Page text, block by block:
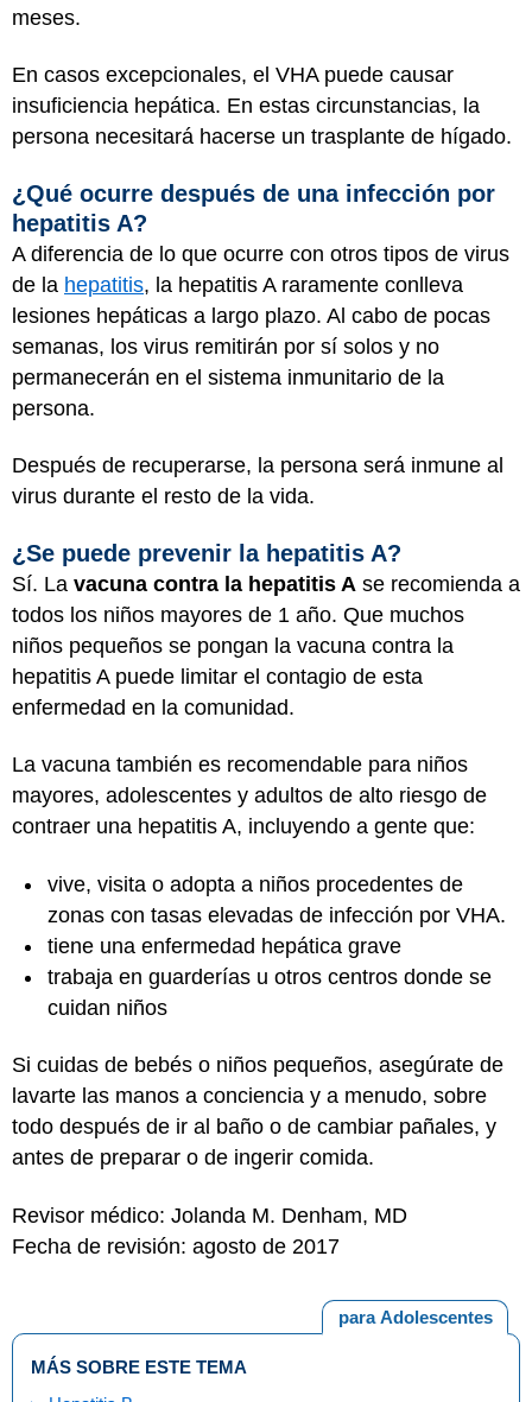
meses.
En casos excepcionales, el VHA puede causar
insuficiencia hepática. En estas circunstancias, la
persona necesitará hacerse un trasplante de hígado.
¿Qué ocurre después de una infección por
hepatitis A?
A diferencia de lo que ocurre con otros tipos de virus
de la hepatitis, la hepatitis A raramente conlleva
lesiones hepáticas a largo plazo. Al cabo de pocas
semanas, los virus remitirán por sí solos y no
permanecerán en el sistema inmunitario de la
persona.
Después de recuperarse, la persona será inmune al
virus durante el resto de la vida.
¿Se puede prevenir la hepatitis A?
Sí. La vacuna contra la hepatitis A se recomienda a
todos los niños mayores de 1 año. Que muchos
niños pequeños se pongan la vacuna contra la
hepatitis A puede limitar el contagio de esta
enfermedad en la comunidad.
La vacuna también es recomendable para niños
mayores, adolescentes y adultos de alto riesgo de
contraer una hepatitis A, incluyendo a gente que:
vive, visita o adopta a niños procedentes de
zonas con tasas elevadas de infección por VHA.
tiene una enfermedad hepática grave
trabaja en guarderías u otros centros donde se
cuidan niños
Si cuidas de bebés o niños pequeños, asegúrate de
lavarte las manos a conciencia y a menudo, sobre
todo después de ir al baño o de cambiar pañales, y
antes de preparar o de ingerir comida.
Revisor médico: Jolanda M. Denham, MD
Fecha de revisión: agosto de 2017
para Adolescentes
MÁS SOBRE ESTE TEMA